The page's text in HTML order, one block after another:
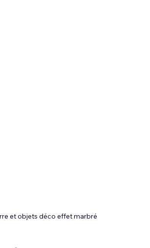
et objets déco effet marbré